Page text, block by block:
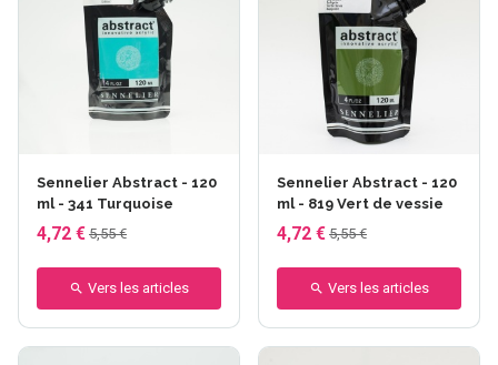
Sennelier Abstract - 120
ml - 341 Turquoise
4,72 € 5,55 €
Vers les articles
Sennelier Abstract - 120
ml - 819 Vert de vessie
4,72 € 5,55 €
Vers les articles